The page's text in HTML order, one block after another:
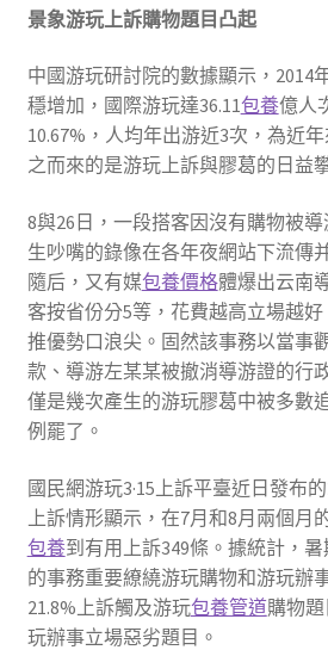
景象游玩上訴購物題目凸起
中國游玩研討院的數據顯示，2014
穩增加，國際游玩達36.11包養億人
10.67%，人均年出游近3次，為近
之而來的是游玩上訴與膠葛的日益
8與26日，一段搭客因沒有購物被
生吵嘴的錄像在各年夜網站下流傳
隨后，又有媒包養價格體爆出云南
客按省份分5等，花費越高立場越
推優勢口浪尖。固然該事務以當事
款、導游左某某被撤消導游證的行
僅是幾次產生的游玩膠葛中被多數
例罷了。
國民網游玩3·15上訴平臺近日發布
上訴情形顯示，在7月和8月兩個月
包養到有用上訴349條。據統計，
的事務重要繚繞游玩購物和游玩辦
21.8%上訴觸及游玩包養管道購物題
玩辦事立場惡劣題目。